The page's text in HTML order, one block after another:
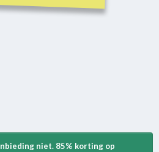
niet. 85% korting op